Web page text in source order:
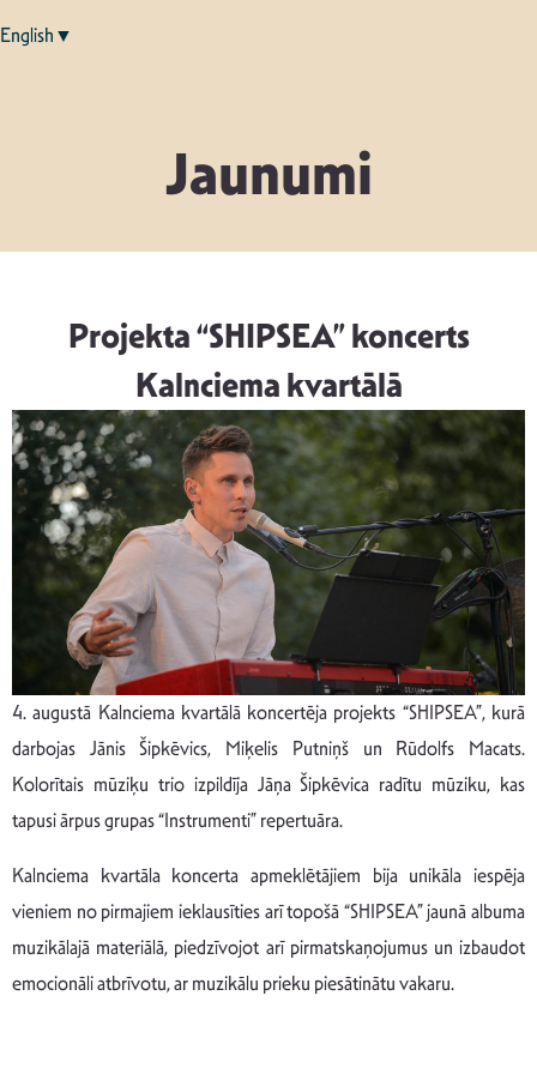
English▼
Jaunumi
Projekta “SHIPSEA” koncerts
Kalnciema kvartālā
4. augustā Kalnciema kvartālā koncertēja projekts “SHIPSEA”, kurā
darbojas Jānis Šipkēvics, Miķelis Putniņš un Rūdolfs Macats.
Kolorītais mūziķu trio izpildīja Jāņa Šipkēvica radītu mūziku, kas
tapusi ārpus grupas “Instrumenti” repertuāra.
Kalnciema kvartāla koncerta apmeklētājiem bija unikāla iespēja
vieniem no pirmajiem ieklausīties arī topošā “SHIPSEA” jaunā albuma
muzikālajā materiālā, piedzīvojot arī pirmatskaņojumus un izbaudot
emocionāli atbrīvotu, ar muzikālu prieku piesātinātu vakaru.